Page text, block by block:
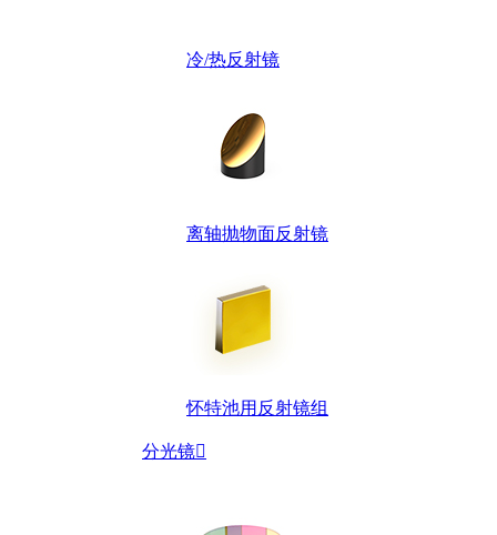
冷/热反射镜
离轴抛物面反射镜
怀特池用反射镜组
分光镜